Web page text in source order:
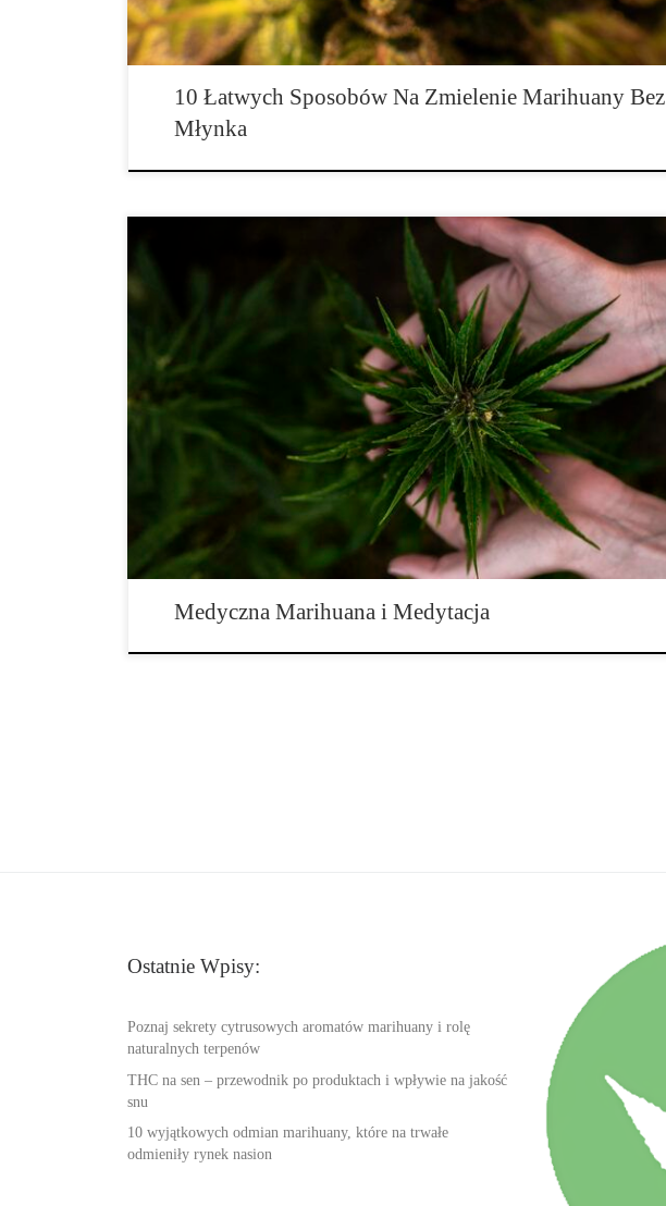
10 Łatwych Sposobów Na Zmielenie Marihuany Bez
Młynka
Oprócz leczenia kwalifikujących się schorzeń, prawie każdy pacjent na świecie
używający marihuany medycznej używa jej w celach relaksacyjnych, niezależnie od
tego, czy o tym myśli, czy nie. Medyczne produkty z konopi indyjskich stosowane w
odpowiednich, umiarkowanych dawkach są doskonałym antidotum na stany lękowe.
Uważnego użytkownika marihuany medycznej, który osiągnie świadomość, […]
Medyczna Marihuana i Medytacja
Ostatnie Wpisy:
Poznaj sekrety cytrusowych aromatów marihuany i rolę
naturalnych terpenów
THC na sen – przewodnik po produktach i wpływie na jakość
snu
10 wyjątkowych odmian marihuany, które na trwałe
odmieniły rynek nasion